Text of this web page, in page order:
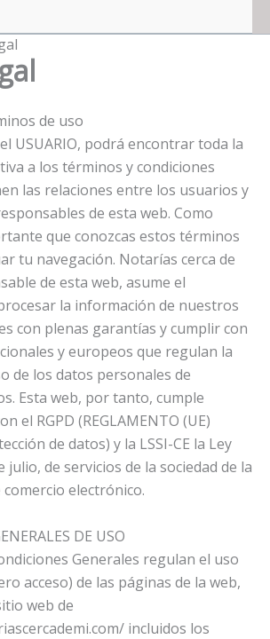
de uso
USUARIO, podrá encontrar toda la
a los términos y condiciones
las relaciones entre los usuarios y
de esta web. Como
que conozcas estos términos
tu navegación. Notarías cerca de
de esta web, asume el
la información de nuestros
con plenas garantías y cumplir con
y europeos que regulan la
de los datos personales de
Esta web, por tanto, cumple
el RGPD (REGLAMENTO (UE)
de datos) y la LSSI-CE la Ley
julio, de servicios de la sociedad de la
electrónico.
DE USO
Generales regulan el uso
acceso) de las páginas de la web,
web de
incluidos los